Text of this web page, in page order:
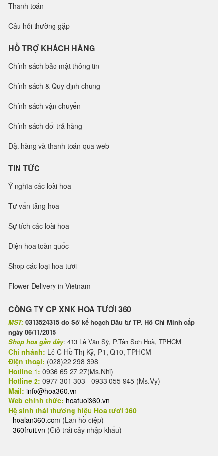
Thanh toán
Câu hỏi thường gặp
HỖ TRỢ KHÁCH HÀNG
Chính sách bảo mật thông tin
Chính sách & Quy định chung
Chính sách vận chuyển
Chính sách đổi trả hàng
Đặt hàng và thanh toán qua web
TIN TỨC
Ý nghĩa các loài hoa
Tư vấn tặng hoa
Sự tích các loài hoa
Điện hoa toàn quốc
Shop các loại hoa tươi
Flower Delivery in Vietnam
CÔNG TY CP XNK HOA TƯƠI 360
MST: 0313524315 do Sở kế hoạch Đầu tư TP. Hồ Chí Minh cấp
ngày 06/11/2015
Shop hoa gần đây: 413 Lê Văn Sỹ, P.Tân Sơn Hoà, TPHCM
Chi nhánh: Lô C Hồ Thị Kỷ, P1, Q10, TPHCM
Điện thoại: (028)22 298 398
Hotline 1: 0936 65 27 27(Ms.Nhi)
Hotline 2: 0977 301 303 - 0933 055 945 (Ms.Vy)
Mail: info@hoa360.vn
Web chính thức: hoatuoi360.vn
Hệ sinh thái thương hiệu Hoa tươi 360
- hoalan360.com (Lan hồ điệp)
- 360fruit.vn (Giỏ trái cây nhập khẩu)